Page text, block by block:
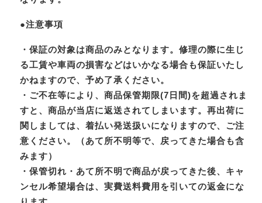
●注意事項
・保証の対象は商品のみとなります。修理の際に生じ
る工賃や車両の損害などはいかなる場合も保証いたし
かねますので、予め了承ください。
・ご不在等により、商品保管期限(7日間)を超過されま
すと、商品が当店に返送されてしまいます。再出荷に
関しましては、着払い発送扱いになりますので、ご注
意ください。（あて所不明等で、戻ってきた場合も含
みます）
・保管切れ・あて所不明で商品が戻ってきた後、キャ
ンセル希望場合は、実費送料費用を引いての返金にな